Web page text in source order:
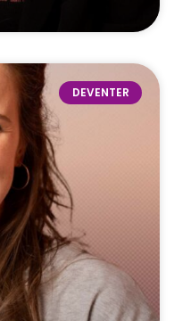
DEVENTER